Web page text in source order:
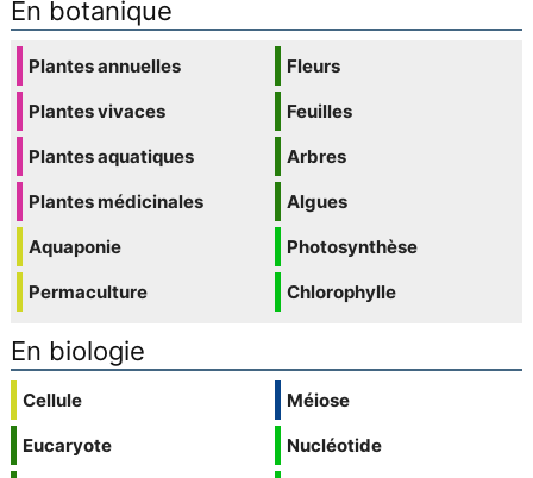
En botanique
Plantes annuelles
Plantes vivaces
Plantes aquatiques
Plantes médicinales
Aquaponie
Permaculture
Fleurs
Feuilles
Arbres
Algues
Photosynthèse
Chlorophylle
En biologie
Cellule
Eucaryote
Méiose
Nucléotide